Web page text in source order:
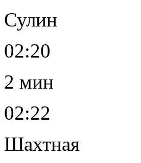
Сулин
02:20
2 мин
02:22
Шахтная